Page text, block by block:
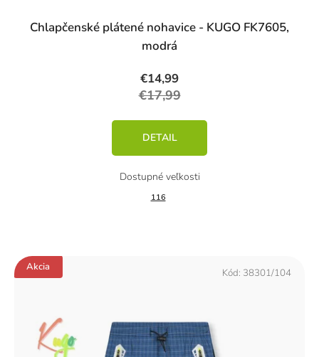
Chlapčenské plátené nohavice - KUGO FK7605,
modrá
€14,99
€17,99
DETAIL
116
Akcia Kód: 38301/104